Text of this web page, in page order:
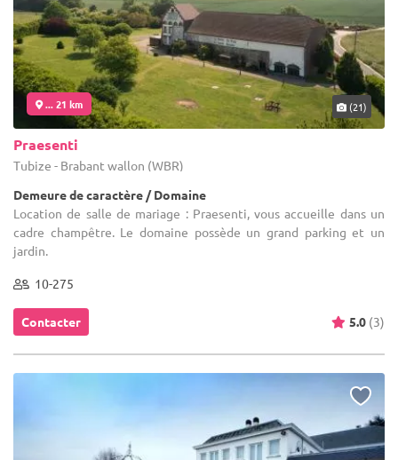
... 21 km (21)
Praesenti
Tubize - Brabant wallon (WBR)
Demeure de caractère / Domaine
Location de salle de mariage : Praesenti, vous accueille dans un
cadre champêtre. Le domaine possède un grand parking et un
jardin.
10-275
Contacter 5.0 (3)